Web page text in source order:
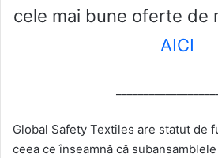
cele mai bune oferte de
AICI
Global Safety Textiles are statut de
ceea ce înseamnă că